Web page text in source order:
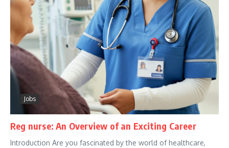
Jobs
Reg nurse: An Overview of an Exciting Career
Introduction Are you fascinated by the world of healthcare,